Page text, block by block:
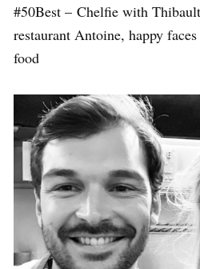
#50Best – Chelfie with
restaurant Antoine, happy
food